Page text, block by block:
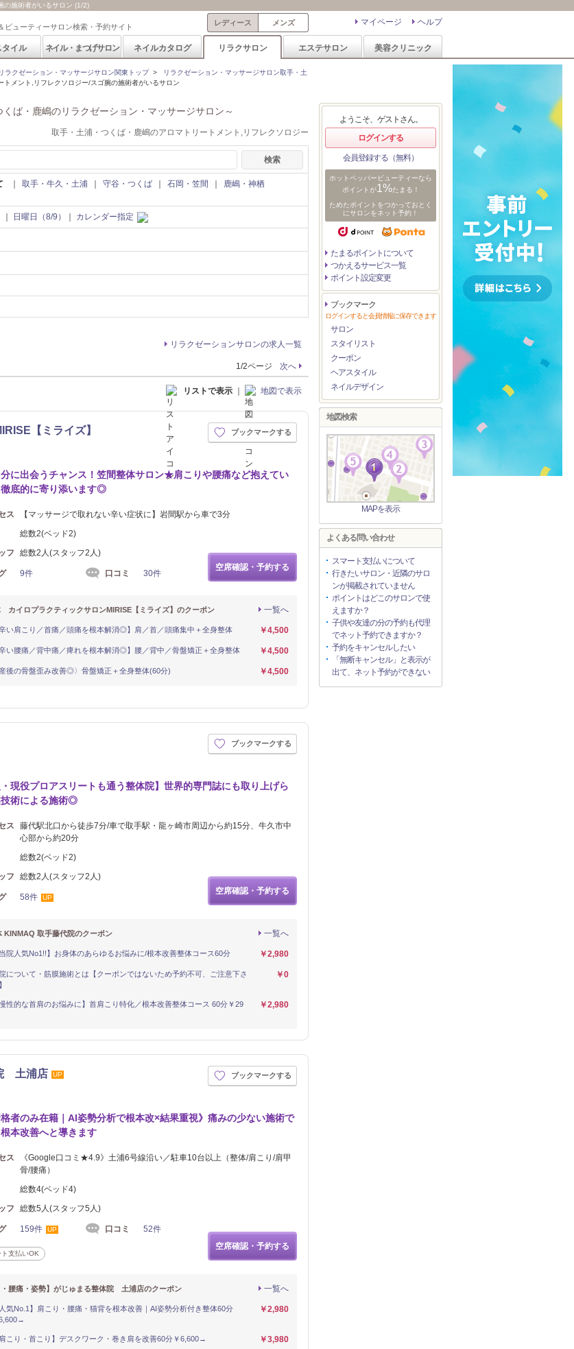
の施術者がいるサロン (1/2)
ビューティーサロン検索・予約サイト ヘルプ
マイページ
レディース メンズ
イル ネイル・まつげサロン ネイルカタログ リラクサロン エステサロン 美容クリニック
リラクゼーション・マッサージサロン関東トップ>
リラクゼーション・マッサージサロン取手・土
メント,リフレクソロジー/スゴ腕の施術者がいるサロン
くば・鹿嶋のリラクゼーション・マッサージサロン～
取手・土浦・つくば・鹿嶋のアロマトリートメント,リフレクソロジー
取手・牛久・土浦 守谷・つくば 石岡・笠間
鹿嶋・神栖
日曜日（8/9） カレンダー指定
リラクゼーションサロンの求人一覧
1/2ページ 次へ
リストで表示 ｜ 地図で表示
【ミライズ】 ブックマークする
に出会うチャンス！笠間整体サロン★肩こりや腰痛など抱えてい
底的に寄り添います◎
ス
【マッサージで取れない辛い症状に】岩間駅から車で3分
総数2(ベッド2)
フ
総数2人(スタッフ2人)
9件 口コミ 30件
空席確認・予約する
一覧へ
カイロプラクティックサロンMIRISE【ミライズ】のクーポン
辛い肩こり／首痛／頭痛を根本解消◎】肩／首／頭痛集中＋全身整体 ￥4,500
辛い腰痛／背中痛／痺れを根本解消◎】腰／背中／骨盤矯正＋全身整体 ￥4,500
産後の骨盤歪み改善◎〉骨盤矯正＋全身整体(60分) ￥4,500
ブックマークする
・現役プロアスリートも通う整体院】世界的専門誌にも取り上げら
術による施術◎
ス
藤代駅北口から徒歩7分/車で取手駅・龍ヶ崎市周辺から約15分、牛久市中
心部から約20分
総数2(ベッド2)
フ
総数2人(スタッフ2人)
58件 UP
空席確認・予約する
一覧へ
KINMAQ 取手藤代院のクーポン
当院人気No1!!】お身体のあらゆるお悩みに/根本改善整体コース60分 ￥2,980
について・筋膜施術とは【クーポンではないため予約不可、ご注意下さ
￥0
慢性的な首肩のお悩みに】首肩こり特化／根本改善整体コース 60分￥29
￥2,980
土浦店 UP ブックマークする
格者のみ在籍｜AI姿勢分析で根本改×結果重視》痛みの少ない施術で
本改善へと導きます
ス
《Google口コミ★4.9》土浦6号線沿い／駐車10台以上（整体/肩こり/肩甲
骨/腰痛）
総数4(ベッド4)
フ
総数5人(スタッフ5人)
159件 UP 口コミ 52件
ト支払いOK
空席確認・予約する
一覧へ
・腰痛・姿勢】がじゅまる整体院 土浦店のクーポン
人気No.1】肩こり・腰痛・猫背を根本改善｜AI姿勢分析付き整体60分
￥2,980
肩こり・首こり】デスクワーク・巻き肩を改善60分￥6,600→ ￥3,980
ようこそ、ゲストさん。
ログインする
会員登録する（無料）
ホットペッパービューティーなら
ポイントが1%たまる！
ためたポイントをつかっておとく
にサロンをネット予約！
たまるポイントについて
つかえるサービス一覧
ポイント設定変更
ブックマーク
ログインすると会員情報に保存できます
サロン
スタイリスト
クーポン
ヘアスタイル
ネイルデザイン
地図検索
MAPを表示
よくある問い合わせ
スマート支払いについて
行きたいサロン・近隣のサロ
ンが掲載されていません
ポイントはどこのサロンで使
えますか？
子供や友達の分の予約も代理
でネット予約できますか？
予約をキャンセルしたい
「無断キャンセル」と表示が
出て、ネット予約ができない